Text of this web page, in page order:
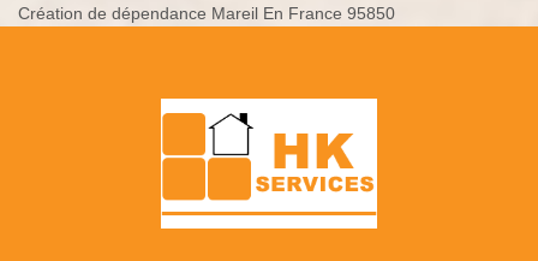
Création de dépendance Mareil En France 95850